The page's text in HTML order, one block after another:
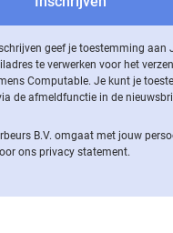
geef je toestemming aan
te verwerken voor het
Computable. Je kunt je
de af­meld­func­tie in de
B.V. omgaat met jouw
ons privacy statement.